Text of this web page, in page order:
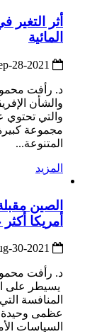
أثر
المائية
د. رأفت
والشأن
والتي تحتوي
مجموعة
المتنوعة...
المزيد
الصين
أمريكا
د. رأفت
يسيطر على
المنافسة
عظمى وحيدة
السياسات